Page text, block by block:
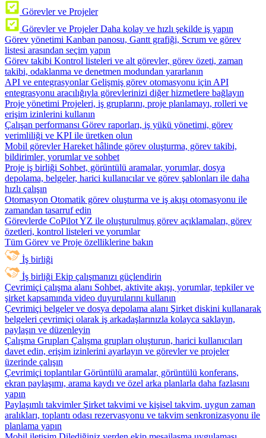
Görevler ve Projeler
Görevler ve Projeler Daha kolay ve hızlı şekilde iş yapın
Görev yönetimi Kanban panosu, Gantt grafiği, Scrum ve görev
listesi arasından seçim yapın
Görev takibi Kontrol listeleri ve alt görevler, görev özeti, zaman
takibi, odaklanma ve denetmen modundan yararlanın
API ve entegrasyonlar Gelişmiş görev otomasyonu için API
entegrasyonu aracılığıyla görevlerinizi diğer hizmetlere bağlayın
Proje yönetimi Projeleri, iş gruplarını, proje planlamayı, rolleri ve
erişim izinlerini kullanın
Çalışan performansı Görev raporları, iş yükü yönetimi, görev
verimliliği ve KPI ile üretken olun
Mobil görevler Hareket hâlinde görev oluşturma, görev takibi,
bildirimler, yorumlar ve sohbet
Proje iş birliği Sohbet, görüntülü aramalar, yorumlar, dosya
depolama, belgeler, harici kullanıcılar ve görev şablonları ile daha
hızlı çalışın
Otomasyon Otomatik görev oluşturma ve iş akışı otomasyonu ile
zamandan tasarruf edin
Görevlerde CoPilotYZ ile oluşturulmuş görev açıklamaları, görev
özetleri, kontrol listeleri ve yorumlar
Tüm Görev ve Proje özelliklerine bakın
İş birliği
İş birliği Ekip çalışmanızı güçlendirin
Çevrimiçi çalışma alanı Sohbet, aktivite akışı, yorumlar, tepkiler ve
şirket kapsamında video duyurularını kullanın
Çevrimiçi belgeler ve dosya depolama alanı Şirket diskini kullanarak
belgeleri çevrimiçi olarak iş arkadaşlarınızla kolayca saklayın,
paylaşın ve düzenleyin
Çalışma Grupları Çalışma grupları oluşturun, harici kullanıcıları
davet edin, erişim izinlerini ayarlayın ve görevler ve projeler
üzerinde çalışın
Çevrimiçi toplantılar Görüntülü aramalar, görüntülü konferans,
ekran paylaşımı, arama kaydı ve özel arka planlarla daha fazlasını
yapın
Paylaşımlı takvimler Şirket takvimi ve kişisel takvim, uygun zaman
aralıkları, toplantı odası rezervasyonu ve takvim senkronizasyonu ile
planlama yapın